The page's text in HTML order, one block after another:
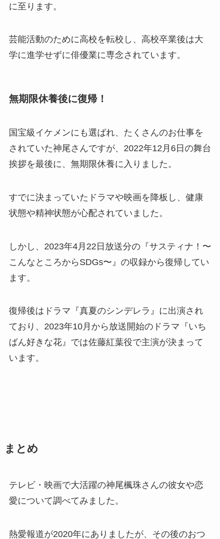
に至ります。
芸能活動のために高校を転校し、高校卒業後は大
学に進学せずに俳優業に専念されています。
無期限休養後に復帰！
国宝級イケメンにも選ばれ、たくさんのお仕事を
されていた神尾さんですが、2022年12月6日の舞台
挨拶を最後に、無期限休養に入りました。
すでに決まっていたドラマや映画を降板し、健康
状態や精神状態が心配されていました。
しかし、2023年4月22日放送分の『サスティナ！〜
こんなところからSDGs〜』の収録から復帰してい
ます。
復帰後はドラマ『真夏のシンデレラ』に出演され
ており、2023年10月から放送開始のドラマ『いち
ばん好きな花』では佐藤紅葉役で主演が決まって
います。
まとめ
テレビ・映画で大活躍の神尾楓珠さんの彼女や恋
愛について調べてみました。
熱愛報道が2020年にありましたが、その後のおつ